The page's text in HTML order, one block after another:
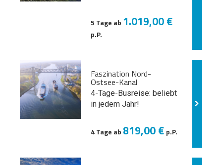
5 Tage ab 1.019,00 €
p.P.
Faszination Nord-
Ostsee-Kanal
4-Tage-Busreise: beliebt
in jedem Jahr!
4 Tage ab 819,00 € p.P.